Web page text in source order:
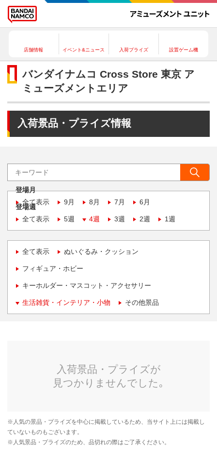
店舗情報 イベント&ニュース 入荷プライズ 設置ゲーム機
バンダイナムコ Cross Store 東京 ア
ミューズメントエリア
入荷景品・プライズ情報
登場月
全て表示
9月 8月 7月 6月
登場週
全て表示
5週 4週 3週 2週 1週
全て表示 ぬいぐるみ・クッション
フィギュア・ホビー
キーホルダー・マスコット・アクセサリー
生活雑貨・インテリア・小物 その他景品